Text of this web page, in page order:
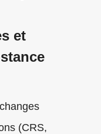
et
(CRS,